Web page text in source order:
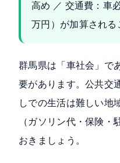
高め ／ 交通費：車
万円）が加算される
群馬県は「車社会」で
要があります。公共交
しでの生活は難しい地
（ガソリン代・保険
おきましょう。